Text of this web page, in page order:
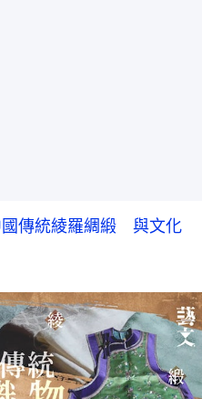
傳統綾羅綢緞　與文化